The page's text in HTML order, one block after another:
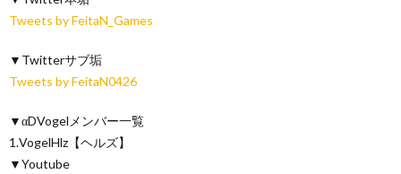
Tweets by FeitaN_Games
▼Twitterサブ垢
Tweets by FeitaN0426
▼αDVogelメンバー一覧
1.VogelHlz【ヘルズ】
▼Youtube